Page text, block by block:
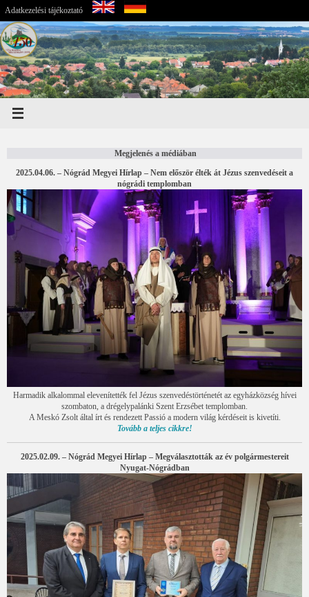
Adatkezelési tájékoztató
Megjelenés a médiában
2025.04.06. – Nógrád Megyei Hírlap – Nem először élték át Jézus szenvedéseit a
nógrádi templomban
Harmadik alkalommal elevenítették fel Jézus szenvedéstörténetét az egyházközség hívei
szombaton, a drégelypalánki Szent Erzsébet templomban.
A Meskó Zsolt által írt és rendezett Passió a modern világ kérdéseit is kivetíti.
Tovább a teljes cikkre!
2025.02.09. – Nógrád Megyei Hírlap – Megválasztották az év polgármestereit
Nyugat-Nógrádban